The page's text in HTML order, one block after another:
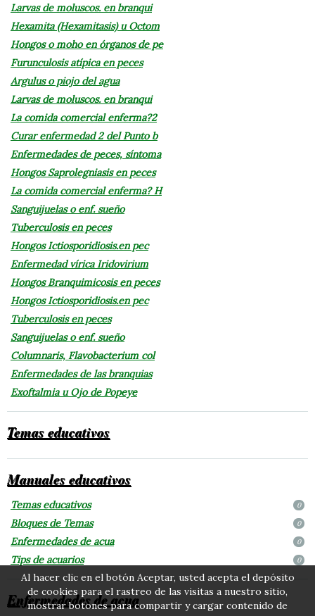
Larvas de moluscos. en branqui
Hexamita (Hexamitasis) u Octom
Hongos o moho en órganos de pe
Furunculosis atípica en peces
Argulus o piojo del agua
Larvas de moluscos. en branqui
La comida comercial enferma?2
Curar enfermedad 2 del Punto b
Enfermedades de peces, síntoma
Hongos Saprolegniasis en peces
La comida comercial enferma? H
Sanguijuelas o enf. sueño
Tuberculosis en peces
Hongos Ictiosporidiosis.en pec
Enfermedad vírica Iridovirium
Hongos Branquimicosis en peces
Hongos Ictiosporidiosis.en pec
Tuberculosis en peces
Sanguijuelas o enf. sueño
Columnaris, Flavobacterium col
Enfermedades de las branquias
Exoftalmia u Ojo de Popeye
Temas educativos
Manuales educativos
Temas educativos 0
Bloques de Temas 0
Enfermedades de acua 0
Tips de acuarios 0
Enfermedades de acua
Al hacer clic en el botón Aceptar, usted acepta el depósito
de cookies para el rastreo de las visitas a nuestro sitio,
mostrar botones para compartir y cargar contenido de